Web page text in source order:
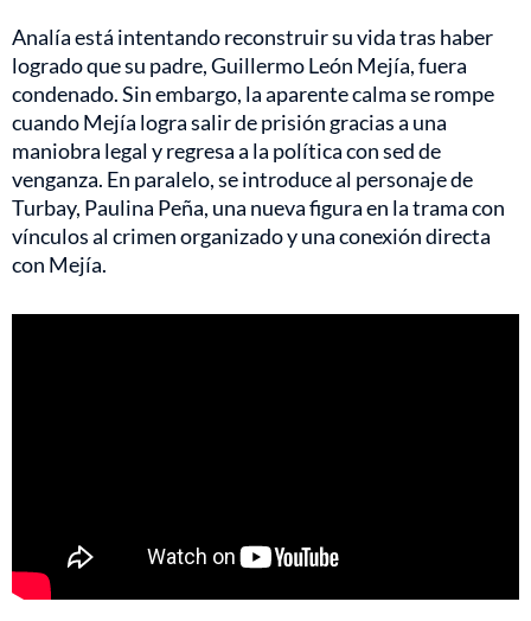
Analía está intentando reconstruir su vida tras haber
logrado que su padre, Guillermo León Mejía, fuera
condenado. Sin embargo, la aparente calma se rompe
cuando Mejía logra salir de prisión gracias a una
maniobra legal y regresa a la política con sed de
venganza. En paralelo, se introduce al personaje de
Turbay, Paulina Peña, una nueva figura en la trama con
vínculos al crimen organizado y una conexión directa
con Mejía.